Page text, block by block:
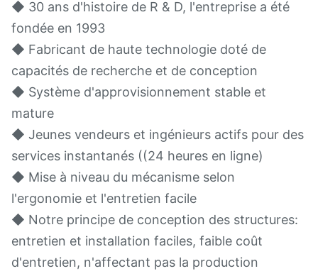
◆ 30 ans d'histoire de R & D, l'entreprise a été
fondée en 1993
◆ Fabricant de haute technologie doté de
capacités de recherche et de conception
◆ Système d'approvisionnement stable et
mature
◆ Jeunes vendeurs et ingénieurs actifs pour des
services instantanés ((24 heures en ligne)
◆ Mise à niveau du mécanisme selon
l'ergonomie et l'entretien facile
◆ Notre principe de conception des structures:
entretien et installation faciles, faible coût
d'entretien, n'affectant pas la production